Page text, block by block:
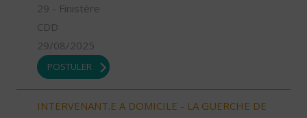
29 - Finistère
CDD
29/08/2025
POSTULER
INTERVENANT.E A DOMICILE - LA GUERCHE DE